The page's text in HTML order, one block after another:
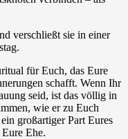
verschließt sie in einer
für Euch, das Eure
schafft. Wenn Ihr
seid, ist das völlig in
wie er zu Euch
großartiger Part Eures
Ehe.